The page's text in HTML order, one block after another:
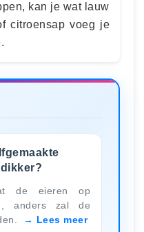
kan je wat lauw
citroensap voeg je
de eieren op
anders zal de
Lees meer